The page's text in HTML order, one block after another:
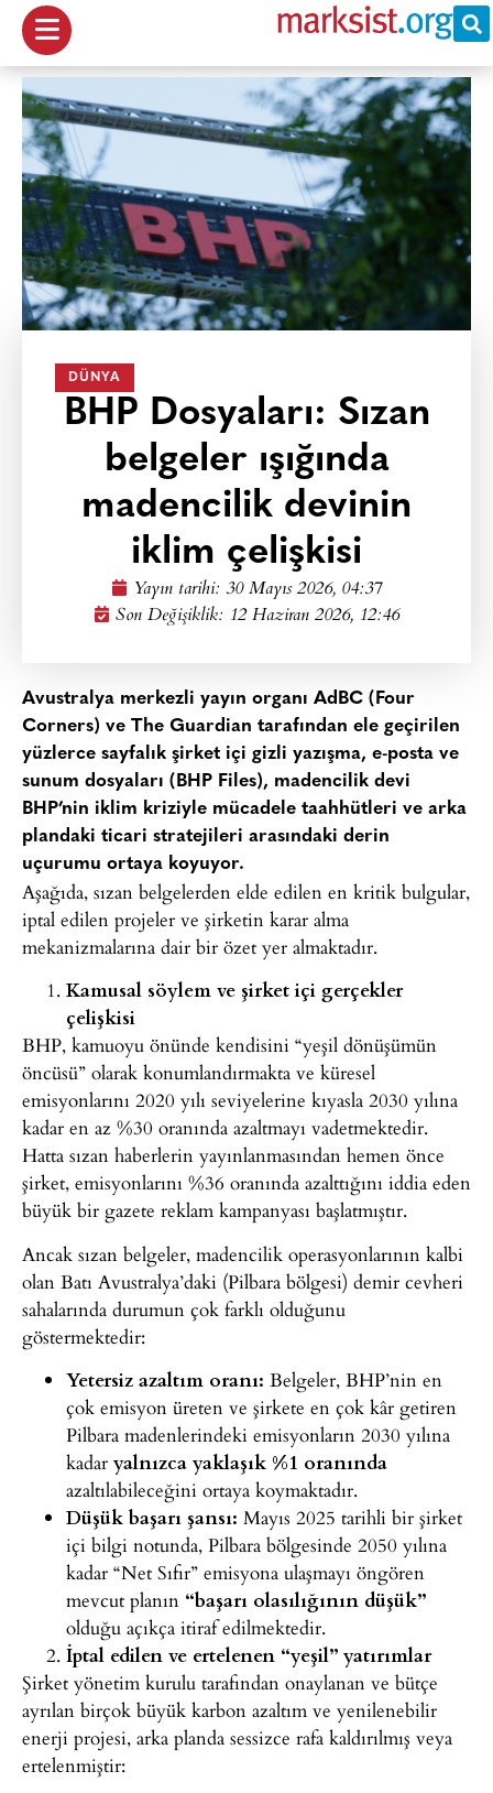
DÜNYA
BHP Dosyaları: Sızan
belgeler ışığında
madencilik devinin
iklim çelişkisi
Yayın tarihi: 30 Mayıs 2026, 04:37
Son Değişiklik: 12 Haziran 2026, 12:46
Avustralya merkezli yayın organı AdBC (Four
Corners) ve The Guardian tarafından ele geçirilen
yüzlerce sayfalık şirket içi gizli yazışma, e-posta ve
sunum dosyaları (BHP Files), madencilik devi
BHP’nin iklim kriziyle mücadele taahhütleri ve arka
plandaki ticari stratejileri arasındaki derin
uçurumu ortaya koyuyor.
Aşağıda, sızan belgelerden elde edilen en kritik bulgular,
iptal edilen projeler ve şirketin karar alma
mekanizmalarına dair bir özet yer almaktadır.
Kamusal söylem ve şirket içi gerçekler
çelişkisi
BHP, kamuoyu önünde kendisini “yeşil dönüşümün
öncüsü” olarak konumlandırmakta ve küresel
emisyonlarını 2020 yılı seviyelerine kıyasla 2030 yılına
kadar en az %30 oranında azaltmayı vadetmektedir.
Hatta sızan haberlerin yayınlanmasından hemen önce
şirket, emisyonlarını %36 oranında azalttığını iddia eden
büyük bir gazete reklam kampanyası başlatmıştır.
Ancak sızan belgeler, madencilik operasyonlarının kalbi
olan Batı Avustralya’daki (Pilbara bölgesi) demir cevheri
sahalarında durumun çok farklı olduğunu
göstermektedir:
Yetersiz azaltım oranı: Belgeler, BHP’nin en
çok emisyon üreten ve şirkete en çok kâr getiren
Pilbara madenlerindeki emisyonların 2030 yılına
kadar yalnızca yaklaşık %1 oranında
azaltılabileceğini ortaya koymaktadır.
Düşük başarı şansı: Mayıs 2025 tarihli bir şirket
içi bilgi notunda, Pilbara bölgesinde 2050 yılına
kadar “Net Sıfır” emisyona ulaşmayı öngören
mevcut planın “başarı olasılığının düşük”
olduğu açıkça itiraf edilmektedir.
İptal edilen ve ertelenen “yeşil” yatırımlar
Şirket yönetim kurulu tarafından onaylanan ve bütçe
ayrılan birçok büyük karbon azaltım ve yenilenebilir
enerji projesi, arka planda sessizce rafa kaldırılmış veya
ertelenmiştir: